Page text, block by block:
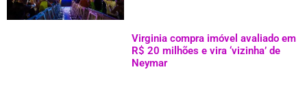
Virginia compra imóvel avaliado em
R$ 20 milhões e vira ‘vizinha’ de
Neymar